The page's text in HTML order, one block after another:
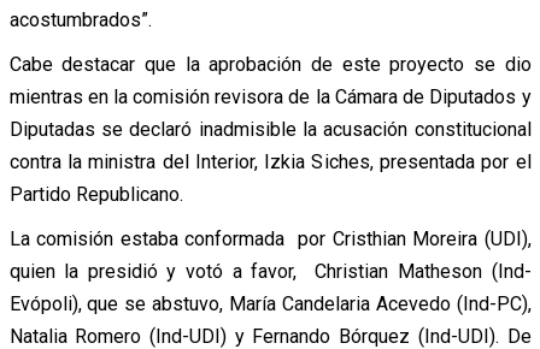
acostumbrados”.
Cabe destacar que la aprobación de este proyecto se dio
mientras en la comisión revisora de la Cámara de Diputados y
Diputadas se declaró inadmisible la acusación constitucional
contra la ministra del Interior, Izkia Siches, presentada por el
Partido Republicano.
La comisión estaba conformada por Cristhian Moreira (UDI),
quien la presidió y votó a favor, Christian Matheson (Ind-
Evópoli), que se abstuvo, María Candelaria Acevedo (Ind-PC),
Natalia Romero (Ind-UDI) y Fernando Bórquez (Ind-UDI). De